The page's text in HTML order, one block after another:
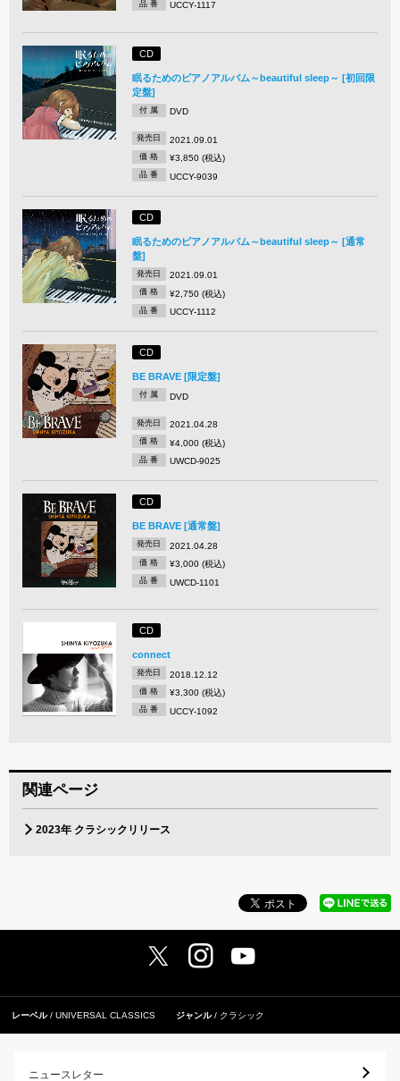
品 番 UCCY-1117
CD
眠るためのピアノアルバム～beautiful sleep～ [初回限
定盤]
付 属 DVD
発売日 2021.09.01
価 格 ¥3,850 (税込)
品 番 UCCY-9039
CD
眠るためのピアノアルバム～beautiful sleep～ [通常
盤]
発売日 2021.09.01
価 格 ¥2,750 (税込)
品 番 UCCY-1112
CD
BE BRAVE [限定盤]
付 属 DVD
発売日 2021.04.28
価 格 ¥4,000 (税込)
品 番 UWCD-9025
CD
BE BRAVE [通常盤]
発売日 2021.04.28
価 格 ¥3,000 (税込)
品 番 UWCD-1101
CD
connect
発売日 2018.12.12
価 格 ¥3,300 (税込)
品 番 UCCY-1092
関連ページ
2023年 クラシックリリース
レーベル UNIVERSAL CLASSICS ジャンル クラシック
ニュースレター